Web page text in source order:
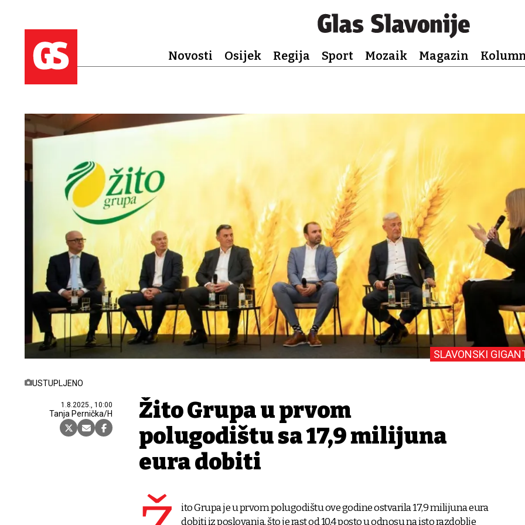
Novosti Osijek Regija Sport Mozaik Magazin
USTUPLJENO
1.8.2025., 10:00
Tanja Pernička/H
SLAVONSKI
Žito Grupa u prvom
polugodištu sa 17,9 milijuna
eura dobiti
ito Grupa je u prvom polugodištu ove godine ostvarila 17,9 milijuna eura
dobiti iz poslovanja, što je rast od 10,4 posto u odnosu na isto razdoblje